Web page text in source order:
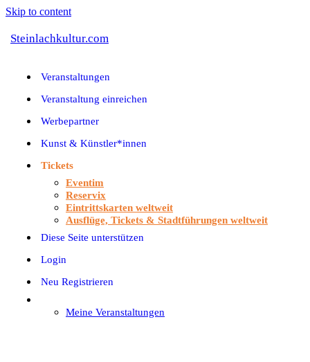
Skip to content
Steinlachkultur.com
Veranstaltungen
Veranstaltung einreichen
Werbepartner
Kunst & Künstler*innen
Tickets
Eventim
Reservix
Eintrittskarten weltweit
Ausflüge, Tickets & Stadtführungen weltweit
Diese Seite unterstützen
Login
Neu Registrieren
Meine Veranstaltungen